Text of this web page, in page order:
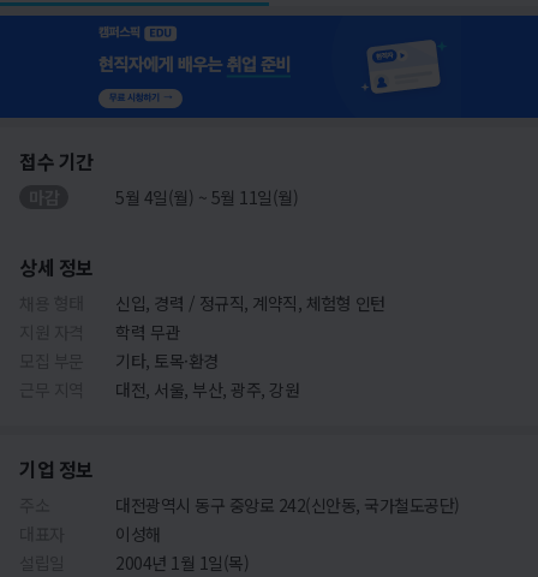
접수 기간
5월 4일(월) ~ 5월 11일(월)
상세 정보
신입, 경력 / 정규직, 계약직, 체험형 인턴
학력 무관
기타, 토목·환경
대전, 서울, 부산, 광주, 강원
기업 정보
대전광역시 동구 중앙로 242(신안동, 국가철도공단)
이성해
2004년 1월 1일(목)